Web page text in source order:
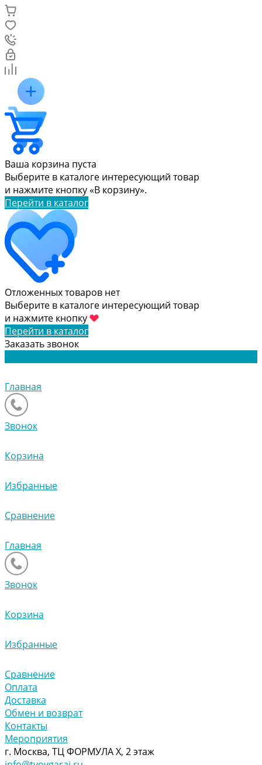
Ваша корзина пуста
Выберите в каталоге интересующий товар
и нажмите кнопку «В корзину».
Перейти в каталог
Отложенных товаров нет
Выберите в каталоге интересующий товар
и нажмите кнопку
Перейти в каталог
Заказать звонок
Главная
Звонок
Корзина
Избранные
Сравнение
Главная
Звонок
Корзина
Избранные
Сравнение
Оплата
Доставка
Обмен и возврат
Контакты
Мероприятия
г. Москва, ТЦ ФОРМУЛА Х, 2 этаж